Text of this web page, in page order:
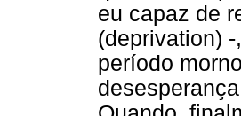
eu capaz de
(deprivation)
período